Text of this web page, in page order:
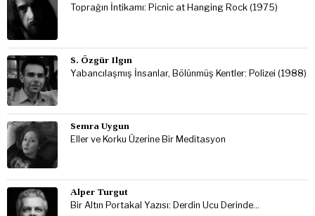
Toprağın İntikamı: Picnic at Hanging Rock (1975)
S. Özgür Ilgın
Yabancılaşmış İnsanlar, Bölünmüş Kentler: Polizei (1988)
Semra Uygun
Eller ve Korku Üzerine Bir Meditasyon
Alper Turgut
Bir Altın Portakal Yazısı: Derdin Ucu Derinde…